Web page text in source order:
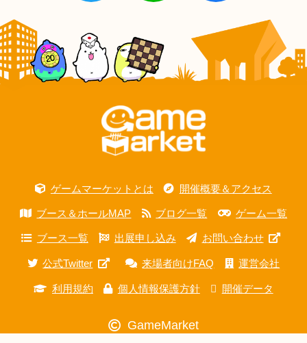
ゲームマーケットとは 開催概要＆アクセス
ブース＆ホールMAP ブログ一覧 ゲーム一覧
ブース一覧 出展申し込み お問い合わせ
公式Twitter 来場者向けFAQ 運営会社
利用規約 個人情報保護方針 開催データ
GameMarket